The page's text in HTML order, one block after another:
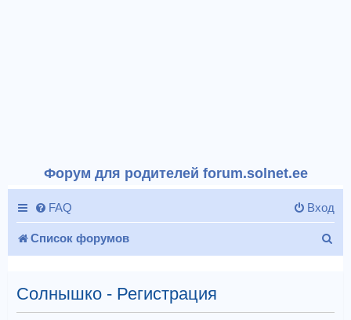
Форум для родителей forum.solnet.ee
FAQ Вход
Список форумов
с
Солнышко - Регистрация